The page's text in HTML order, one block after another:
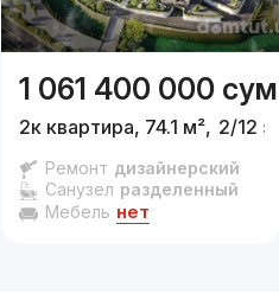
1 061 400 000 сум
2к квартира, 74.1 м², 2/12 эт.
Ремонт дизайнерский
Санузел разделенный
Мебель нет